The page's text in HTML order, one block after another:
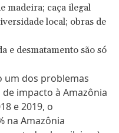
madeira; caça ilegal
local; obras de
e desmatamento são só
um dos problemas
impacto à Amazônia
e 2019, o
na Amazônia